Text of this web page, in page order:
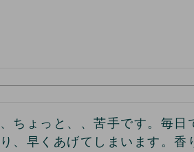
ちょっと、、苦手です。毎日
、早くあげてしまいます。香